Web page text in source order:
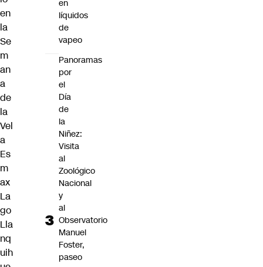
en
la
Se
m
an
a
de
la
Vel
a
Es
m
ax
La
go
Lla
nq
uih
en
líquidos
de
vapeo
Panoramas
por
el
Día
de
la
Niñez:
Visita
al
Zoológico
Nacional
y
al
Observatorio
Manuel
Foster,
paseo